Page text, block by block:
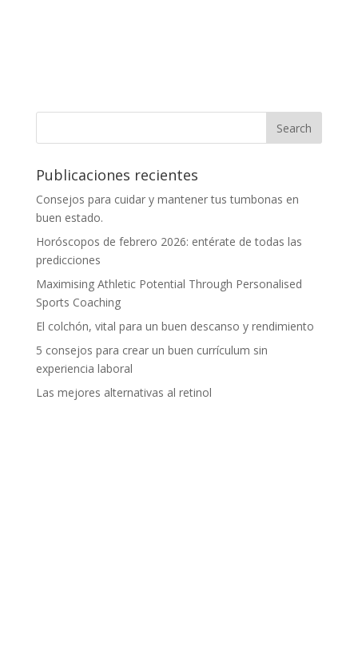
Publicaciones recientes
Consejos para cuidar y mantener tus tumbonas en
buen estado.
Horóscopos de febrero 2026: entérate de todas las
predicciones
Maximising Athletic Potential Through Personalised
Sports Coaching
El colchón, vital para un buen descanso y rendimiento
5 consejos para crear un buen currículum sin
experiencia laboral
Las mejores alternativas al retinol